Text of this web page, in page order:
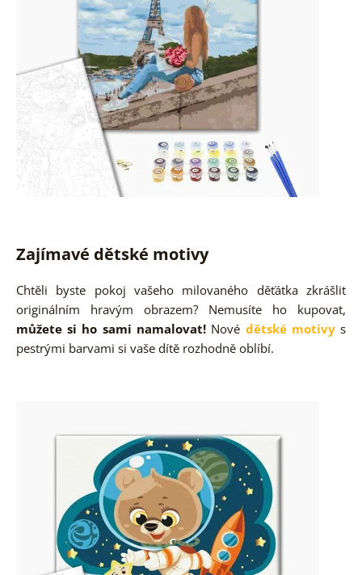
Zajímavé dětské motivy
Chtěli byste pokoj vašeho milovaného děťátka zkrášlit
originálním hravým obrazem? Nemusíte ho kupovat,
můžete si ho sami namalovat! Nové dětské motivys
pestrými barvami si vaše dítě rozhodně oblíbí.